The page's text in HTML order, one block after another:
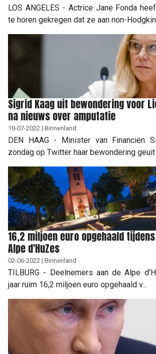
LOS ANGELES - Actrice Jane Fonda
te horen gekregen dat ze aan non-
Sigrid Kaag uit bewondering voor
na nieuws over amputatie
10-07-2022 | Binnenland
DEN HAAG - Minister van Financiën
zondag op Twitter haar bewondering geuit
16,2 miljoen euro opgehaald
Alpe d'HuZes
02-06-2022 | Binnenland
TILBURG - Deelnemers aan de Alpe
jaar ruim 16,2 miljoen euro opgehaald v...